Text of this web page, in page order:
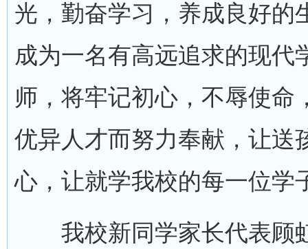
光，勤奋学习，养成良好的
成为一名有高远追求的现代
师，将牢记初心，不辱使命
优异人才而努力奉献，让送
心，让就学我校的每一位学
我校新同学家长代表顾